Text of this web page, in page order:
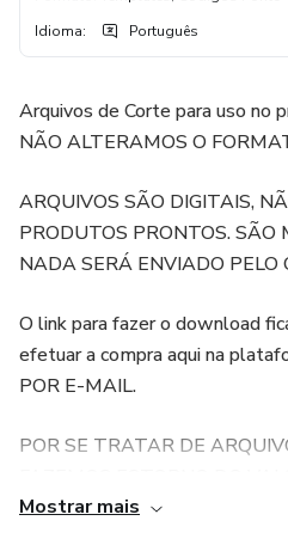
Idioma: Português
Arquivos de Corte para uso no
NÃO ALTERAMOS O
ARQUIVOS SÃO DIGITAIS,
PRODUTOS PRONTOS. SÃO
NADA SERÁ ENVIADO PELO
O link para fazer o download
efetuar a compra aqui na
POR E-MAIL.
POR SE TRATAR DE
O ENVIO DO PRODUTO.
Mostrar mais